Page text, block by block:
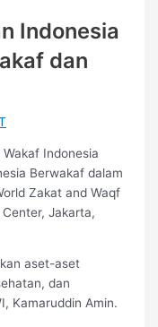
Indonesia
dan
Wakaf Indonesia
Berwakaf dalam
Zakat and Waqf
Jakarta,
aset-aset
dan
Kamaruddin Amin.